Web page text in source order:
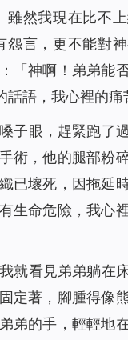
然我現在比不
言，更不能對
「神啊！弟弟能
語，我心裡的痛
子眼，趕緊跑了
術，他的腿部粉
已壞死，因拖延
生命危險，我心
就看見弟弟躺在
定著，腳腫得像
弟的手，輕輕地